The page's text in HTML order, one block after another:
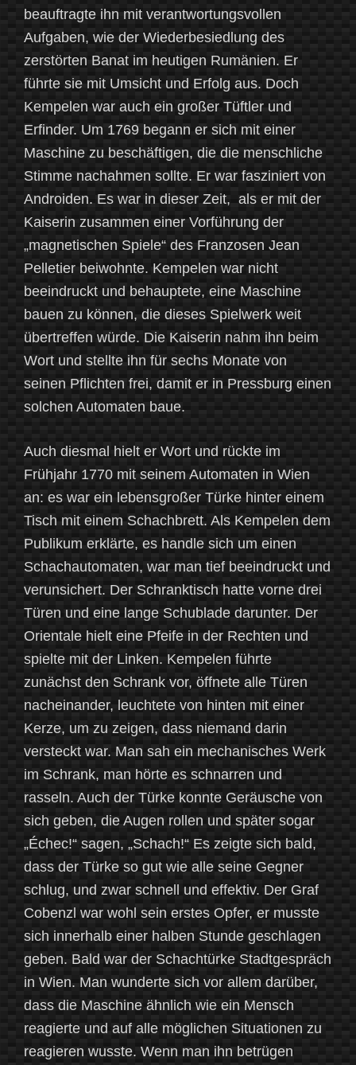
beauftragte ihn mit verantwortungsvollen
Aufgaben, wie der Wiederbesiedlung des
zerstörten Banat im heutigen Rumänien. Er
führte sie mit Umsicht und Erfolg aus. Doch
Kempelen war auch ein großer Tüftler und
Erfinder. Um 1769 begann er sich mit einer
Maschine zu beschäftigen, die die menschliche
Stimme nachahmen sollte. Er war fasziniert von
Androiden. Es war in dieser Zeit, als er mit der
Kaiserin zusammen einer Vorführung der
„magnetischen Spiele“ des Franzosen Jean
Pelletier beiwohnte. Kempelen war nicht
beeindruckt und behauptete, eine Maschine
bauen zu können, die dieses Spielwerk weit
übertreffen würde. Die Kaiserin nahm ihn beim
Wort und stellte ihn für sechs Monate von
seinen Pflichten frei, damit er in Pressburg einen
solchen Automaten baue.
Auch diesmal hielt er Wort und rückte im
Frühjahr 1770 mit seinem Automaten in Wien
an: es war ein lebensgroßer Türke hinter einem
Tisch mit einem Schachbrett. Als Kempelen dem
Publikum erklärte, es handle sich um einen
Schachautomaten, war man tief beeindruckt und
verunsichert. Der Schranktisch hatte vorne drei
Türen und eine lange Schublade darunter. Der
Orientale hielt eine Pfeife in der Rechten und
spielte mit der Linken. Kempelen führte
zunächst den Schrank vor, öffnete alle Türen
nacheinander, leuchtete von hinten mit einer
Kerze, um zu zeigen, dass niemand darin
versteckt war. Man sah ein mechanisches Werk
im Schrank, man hörte es schnarren und
rasseln. Auch der Türke konnte Geräusche von
sich geben, die Augen rollen und später sogar
„Échec!“ sagen, „Schach!“ Es zeigte sich bald,
dass der Türke so gut wie alle seine Gegner
schlug, und zwar schnell und effektiv. Der Graf
Cobenzl war wohl sein erstes Opfer, er musste
sich innerhalb einer halben Stunde geschlagen
geben. Bald war der Schachtürke Stadtgespräch
in Wien. Man wunderte sich vor allem darüber,
dass die Maschine ähnlich wie ein Mensch
reagierte und auf alle möglichen Situationen zu
reagieren wusste. Wenn man ihn betrügen